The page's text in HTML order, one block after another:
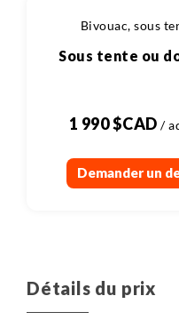
Bivouac, sous
Sous tente ou
1 990 $CAD
Demander un
Détails du prix